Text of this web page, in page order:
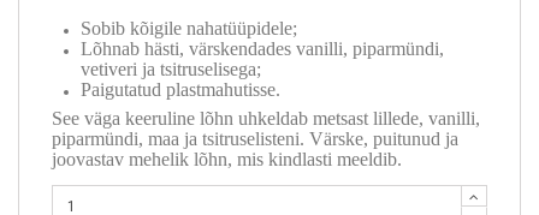
Sobib kõigile nahatüüpidele;
Lõhnab hästi, värskendades vanilli, piparmündi,
vetiveri ja tsitruselisega;
Paigutatud plastmahutisse.
See väga keeruline lõhn uhkeldab metsast lillede, vanilli,
piparmündi, maa ja tsitruselisteni. Värske, puitunud ja
joovastav mehelik lõhn, mis kindlasti meeldib.